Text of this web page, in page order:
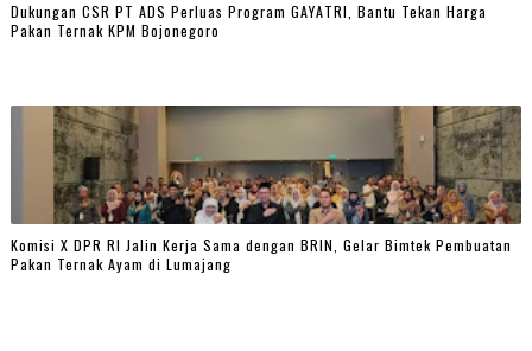
Dukungan CSR PT ADS Perluas Program GAYATRI, Bantu Tekan Harga
Pakan Ternak KPM Bojonegoro
Komisi X DPR RI Jalin Kerja Sama dengan BRIN, Gelar Bimtek Pembuatan
Pakan Ternak Ayam di Lumajang